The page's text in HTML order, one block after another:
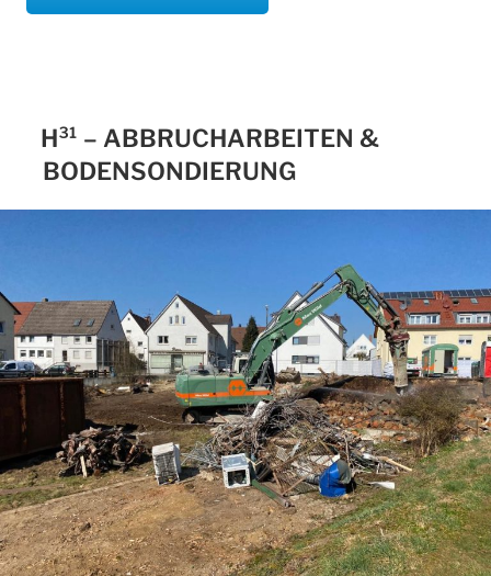
H³¹ – ABBRUCHARBEITEN &
BODENSONDIERUNG